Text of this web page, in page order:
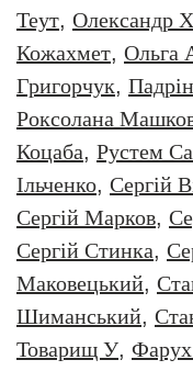
Теут, Олександр
Кожахмет, Ольга
Григорчук,
Роксолана
Коцаба, Рустем
Ільченко, Сергій
Сергій Марков,
Сергій Стинка,
Маковецький,
Шиманський,
Товарищ У, Фарух